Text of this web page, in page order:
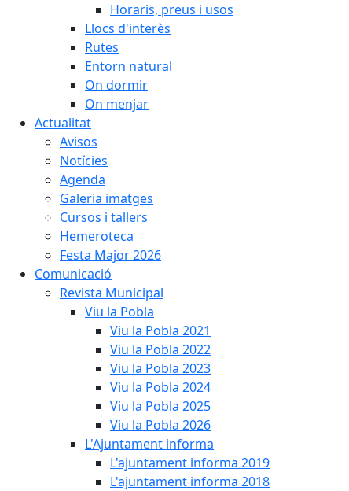
Horaris, preus i usos
Llocs d'interès
Rutes
Entorn natural
On dormir
On menjar
Actualitat
Avisos
Notícies
Agenda
Galeria imatges
Cursos i tallers
Hemeroteca
Festa Major 2026
Comunicació
Revista Municipal
Viu la Pobla
Viu la Pobla 2021
Viu la Pobla 2022
Viu la Pobla 2023
Viu la Pobla 2024
Viu la Pobla 2025
Viu la Pobla 2026
L'Ajuntament informa
L'ajuntament informa 2019
L'ajuntament informa 2018